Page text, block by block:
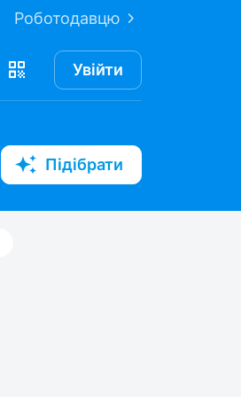
Роботодавцю
Увійти
Підібрати